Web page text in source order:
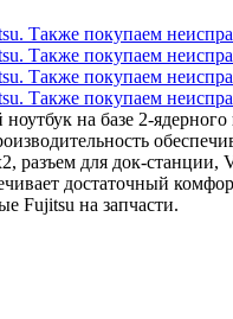
на базе 2-
разъем для док-
достаточный
Fujitsu на запчасти.